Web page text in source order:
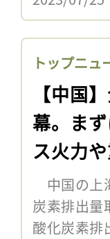
トップニュ
【中国
幕。ま
ス火力
中国の上
炭素排出量
酸化炭素排